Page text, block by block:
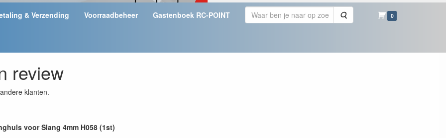
& Verzending Voorraadbeheer Gastenboek RC-POINT Zoeken 0
review
klanten.
voor Slang 4mm H058 (1st)